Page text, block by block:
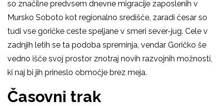
so značilne predvsem dnevne migracije zaposlenih v
Mursko Soboto kot regionalno središče, zaradi česar so
tudi vse goričke ceste speljane v smeri sever-jug. Cele v
zadnjih letih se ta podoba spreminja, vendar Goričko še
vedno išče svoj prostor znotraj novih razvojnih možnosti,
ki naj bi jih prineslo območje brez meja.
Časovni trak